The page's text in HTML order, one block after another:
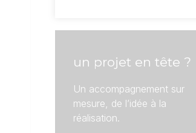
un projet en tête ?
Un accompagnement sur
mesure, de l’idée à la
réalisation.